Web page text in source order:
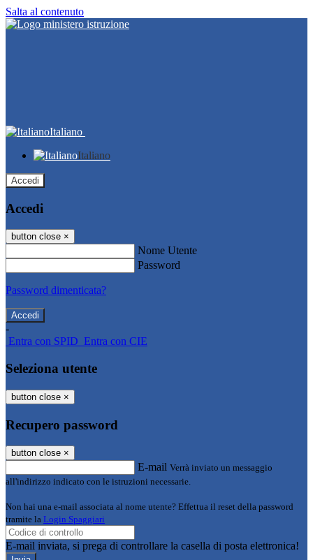
Salta al contenuto
Italiano
Italiano
Accedi
Accedi
button close ×
Nome Utente
Password
Password dimenticata?
-
Entra con SPID Entra con CIE
Seleziona utente
button close ×
Recupero password
button close ×
E-mail Verrà inviato un messaggio
all'indirizzo indicato con le istruzioni necessarie.
Non hai una e-mail associata al nome utente? Effettua il reset della password
tramite la Login Spaggiari
E-mail inviata, si prega di controllare la casella di posta elettronica!